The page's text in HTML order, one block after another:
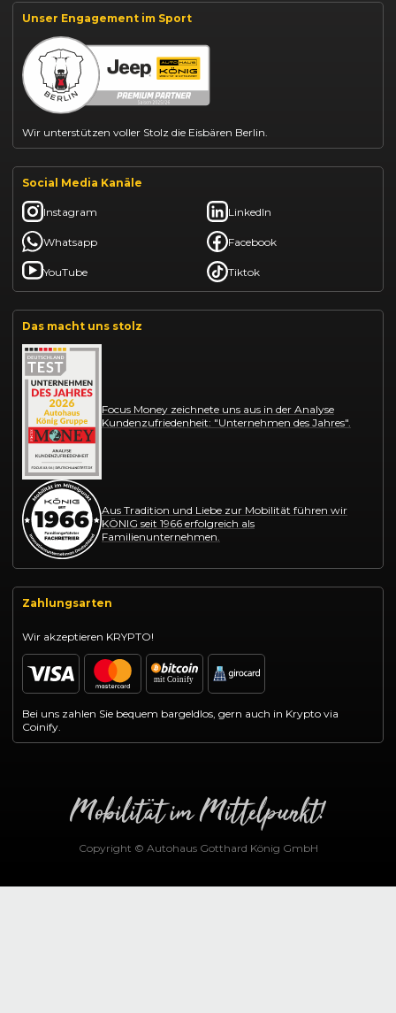
Suzuki Swift finanzieren
BYD Dolphin finanzieren
Kia Ceed finanzieren
Kia Sportage leasen
Mazda CX-30 finanzieren
Citroën C3 leasen
Unser Engagement im Sport
Wir unterstützen voller Stolz die Eisbären Berlin.
Social Media Kanäle
Instagram LinkedIn
Whatsapp Facebook
YouTube Tiktok
Das macht uns stolz
Focus Money zeichnete uns aus in der Analyse
Kundenzufriedenheit: "Unternehmen des Jahres".
Aus Tradition und Liebe zur Mobilität führen wir
KÖNIG seit 1966 erfolgreich als
Familienunternehmen.
Zahlungsarten
Wir akzeptieren KRYPTO!
Bei uns zahlen Sie bequem bargeldlos, gern auch in Krypto via
Coinify.
Copyright © Autohaus Gotthard König GmbH